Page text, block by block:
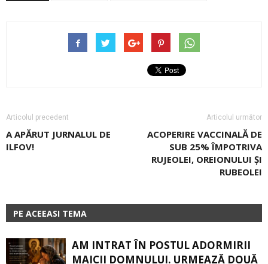
Articolul precedent
A APĂRUT JURNALUL DE
ILFOV!
Articolul următor
ACOPERIRE VACCINALĂ DE
SUB 25% ÎMPOTRIVA
RUJEOLEI, OREIONULUI ŞI
RUBEOLEI
PE ACEEASI TEMA
AM INTRAT ÎN POSTUL ADORMIRII
MAICII DOMNULUI. URMEAZĂ DOUĂ